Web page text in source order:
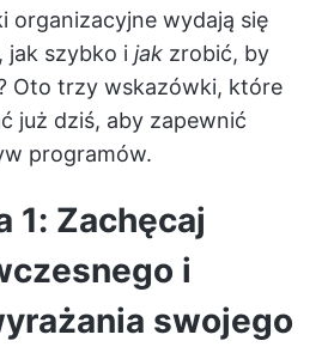
organizacyjne wydają się
jak szybko i jak zrobić, by
Oto trzy wskazówki, które
już dziś, aby zapewnić
programów.
1: Zachęcaj
i
swojego